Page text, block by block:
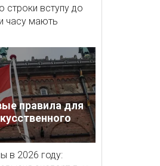
вступу до
часу мають
правила для
в 2026 году: